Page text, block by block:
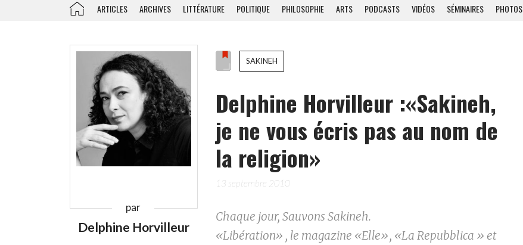
ARTICLES ARCHIVES LITTÉRATURE POLITIQUE PHILOSOPHIE ARTS PODCASTS VIDÉOS SÉMINAIRES PHOTOS
par
Delphine Horvilleur
SAKINEH
Delphine Horvilleur :«Sakineh,
je ne vous écris pas au nom de
la religion»
13 septembre 2010
Chaque jour, Sauvons Sakineh.
«Libération» , le magazine «Elle», «La Repubblica » et